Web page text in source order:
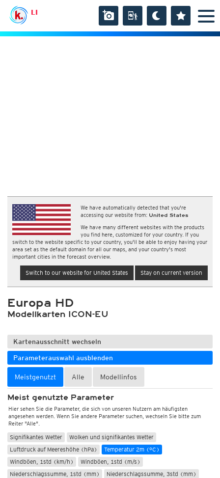
LI
We have automatically detected that you're
accessing our website from: United States
We have many different websites with the products
you find here, customized for your country. If you
switch to the website specific to your country, you'll be able to enjoy having your
area set as the default domain for all our maps, and your country's most
important cities in the forecast overview.
Switch to our website for United States Stay on current version
Europa HD
Modellkarten ICON-EU
Kartenausschnitt wechseln
Parameterauswahl ausblenden
Meistgenutzt Alle Modellinfos
Meist genutzte Parameter
Hier sehen Sie die Parameter, die sich von unseren Nutzern am häufigsten
angesehen werden. Wenn Sie andere Parameter suchen, wechseln Sie bitte zum
Reiter "Alle".
Signifikantes Wetter
Wolken und signifikantes Wetter
Luftdruck auf Meereshöhe (hPa)
Temperatur 2m (°C)
Windböen, 1std (km/h)
Windböen, 1std (m/s)
Niederschlagssumme, 1std (mm)
Niederschlagssumme, 3std (mm)